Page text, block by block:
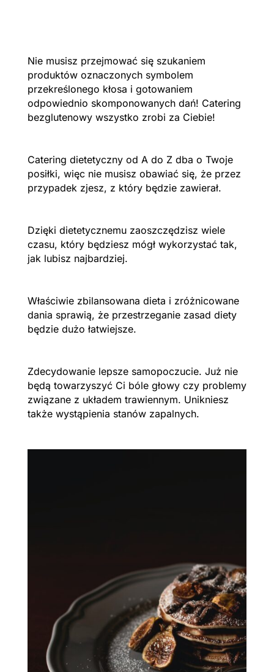
Nie musisz przejmować się szukaniem
produktów oznaczonych symbolem
przekreślonego kłosa i gotowaniem
odpowiednio skomponowanych dań! Catering
bezglutenowy wszystko zrobi za Ciebie!
Catering dietetyczny od A do Z dba o Twoje
posiłki, więc nie musisz obawiać się, że przez
przypadek zjesz, z który będzie zawierał.
Dzięki dietetycznemu zaoszczędzisz wiele
czasu, który będziesz mógł wykorzystać tak,
jak lubisz najbardziej.
Właściwie zbilansowana dieta i zróżnicowane
dania sprawią, że przestrzeganie zasad diety
będzie dużo łatwiejsze.
Zdecydowanie lepsze samopoczucie. Już nie
będą towarzyszyć Ci bóle głowy czy problemy
związane z układem trawiennym. Unikniesz
także wystąpienia stanów zapalnych.